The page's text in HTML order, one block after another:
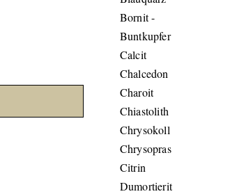
Bornit -
Buntkupfer
Calcit
Chalcedon
Charoit
Chiastolith
Chrysokoll
Chrysopras
Citrin
Dumortierit